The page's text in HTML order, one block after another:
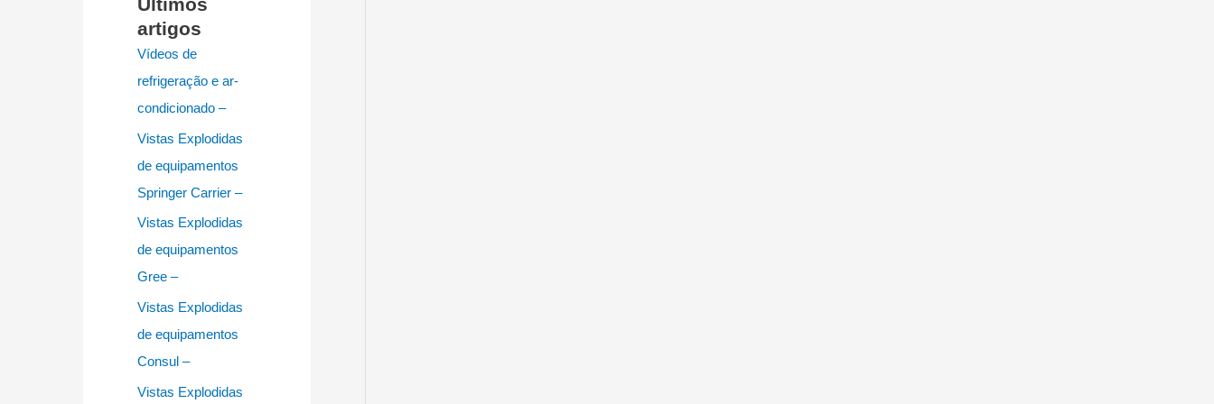
artigos
Vídeos de
refrigeração e ar-
condicionado –
Vistas Explodidas
de equipamentos
Springer Carrier –
Vistas Explodidas
de equipamentos
Gree –
Vistas Explodidas
de equipamentos
Consul –
Vistas Explodidas